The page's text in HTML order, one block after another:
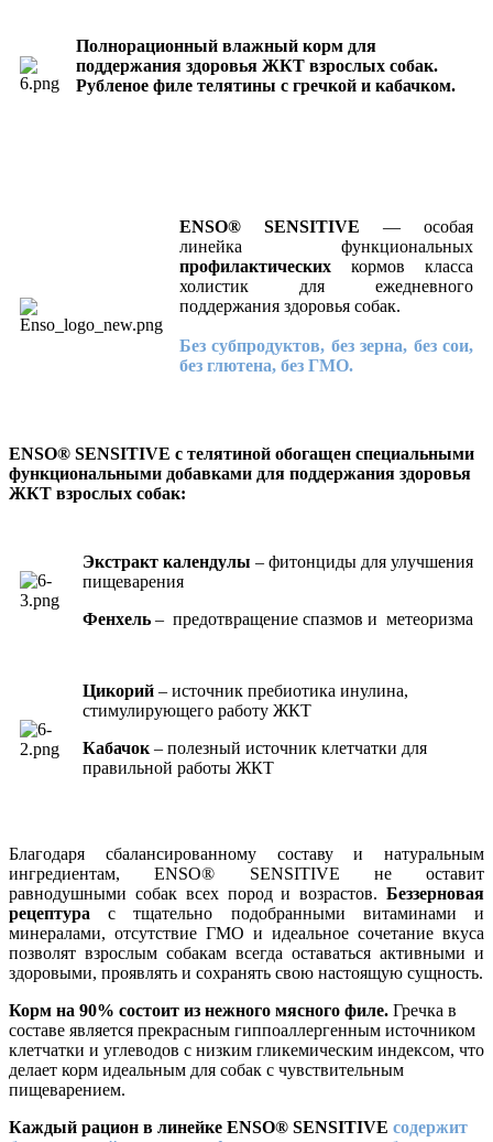
Полнорационный влажный корм для
поддержания здоровья ЖКТ взрослых собак.
Рубленое филе телятины с гречкой и кабачком.
ENSO® SENSITIVE — особая
линейка функциональных
профилактических кормов класса
холистик для ежедневного
поддержания здоровья собак.
Без субпродуктов, без зерна, без сои,
без глютена, без ГМО.
ENSO® SENSITIVE c телятиной обогащен специальными
функциональными добавками для поддержания здоровья
ЖКТ взрослых собак:
Экстракт календулы – фитонциды для улучшения
пищеварения
Фенхель – предотвращение спазмов и метеоризма
Цикорий – источник пребиотика инулина,
стимулирующего работу ЖКТ
Кабачок – полезный источник клетчатки для
правильной работы ЖКТ
Благодаря сбалансированному составу и натуральным
ингредиентам, ENSO® SENSITIVE не оставит
равнодушными собак всех пород и возрастов. Беззерновая
рецептура с тщательно подобранными витаминами и
минералами, отсутствие ГМО и идеальное сочетание вкуса
позволят взрослым собакам всегда оставаться активными и
здоровыми, проявлять и сохранять свою настоящую сущность.
Корм на 90% состоит из нежного мясного филе. Гречка в
составе является прекрасным гиппоаллергенным источником
клетчатки и углеводов с низким гликемическим индексом, что
делает корм идеальным для собак с чувствительным
пищеварением.
Каждый рацион в линейке ENSO® SENSITIVE содержит